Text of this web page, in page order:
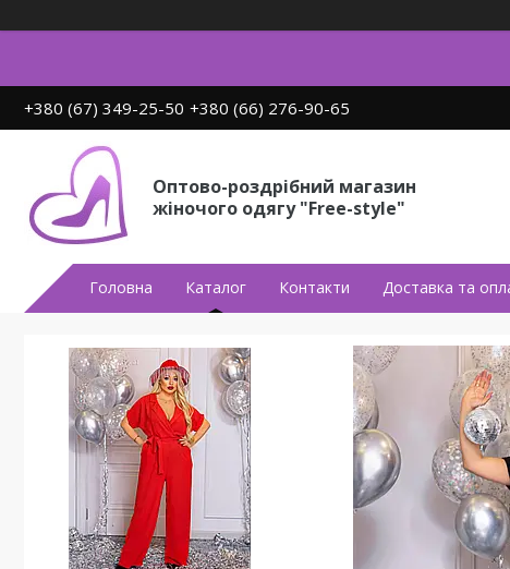
+380 (67) 349-25-50 +380 (66) 276-90-65
Оптово-роздрібний магазин
жіночого одягу "Free-style"
Головна Каталог Контакти Доставка та